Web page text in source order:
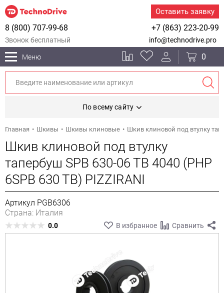
Оставить заявку
+7 (863) 223-20-99
8 (800) 707-99-68
Звонок бесплатный info@technodrive.pro
Меню 0
По всему сайту
Главная Шкивы Шкивы клиновые Шкив клиновой под втулку
Шкив клиновой под втулку
тапербуш SPB 630-06 TB 4040 (PHP
6SPB 630 TB) PIZZIRANI
Артикул PGB6306
Страна: Италия
0.0 В избранное Сравнить